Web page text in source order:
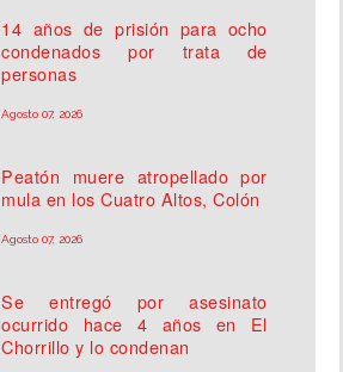
14 años de prisión para ocho
condenados por trata de
personas
Agosto 07, 2026
Peatón muere atropellado por
mula en los Cuatro Altos, Colón
Agosto 07, 2026
Se entregó por asesinato
ocurrido hace 4 años en El
Chorrillo y lo condenan